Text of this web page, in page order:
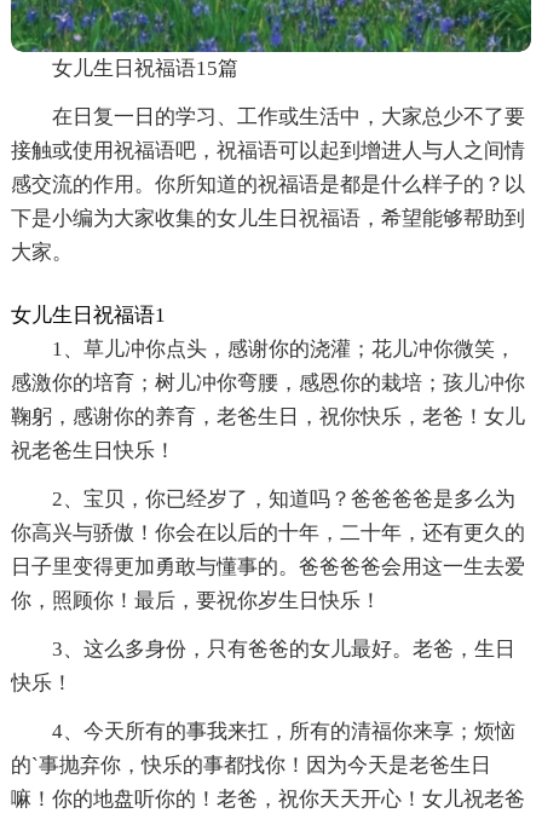
女儿生日祝福语15篇
在日复一日的学习、工作或生活中，大家总少不了要
接触或使用祝福语吧，祝福语可以起到增进人与人之间情
感交流的作用。你所知道的祝福语是都是什么样子的？以
下是小编为大家收集的女儿生日祝福语，希望能够帮助到
大家。
女儿生日祝福语1
1、草儿冲你点头，感谢你的浇灌；花儿冲你微笑，
感激你的培育；树儿冲你弯腰，感恩你的栽培；孩儿冲你
鞠躬，感谢你的养育，老爸生日，祝你快乐，老爸！女儿
祝老爸生日快乐！
2、宝贝，你已经岁了，知道吗？爸爸爸爸是多么为
你高兴与骄傲！你会在以后的十年，二十年，还有更久的
日子里变得更加勇敢与懂事的。爸爸爸爸会用这一生去爱
你，照顾你！最后，要祝你岁生日快乐！
3、这么多身份，只有爸爸的女儿最好。老爸，生日
快乐！
4、今天所有的事我来扛，所有的清福你来享；烦恼
的`事抛弃你，快乐的事都找你！因为今天是老爸生日
嘛！你的地盘听你的！老爸，祝你天天开心！女儿祝老爸